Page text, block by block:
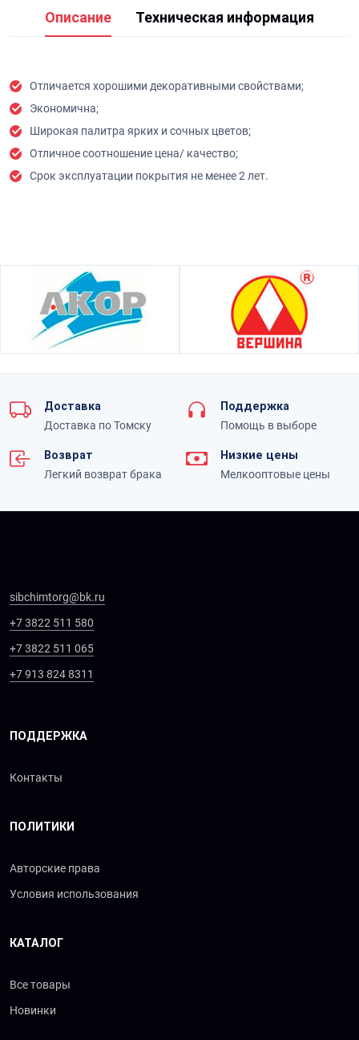
Описание Техническая информация
Отличается хорошими декоративными свойствами;
Экономична;
Широкая палитра ярких и сочных цветов;
Отличное соотношение цена/ качество;
Срок эксплуатации покрытия не менее 2 лет.
Доставка
Доставка по Томску
Поддержка
Помощь в выборе
Возврат
Легкий возврат брака
Низкие цены
Мелкооптовые цены
sibchimtorg@bk.ru
+7 3822 511 580
+7 3822 511 065
+7 913 824 8311
ПОДДЕРЖКА
Контакты
ПОЛИТИКИ
Авторские права
Условия использования
КАТАЛОГ
Все товары
Новинки